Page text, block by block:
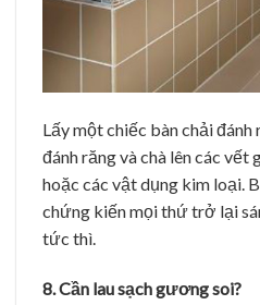
Lấy một chiếc bàn chải
đánh răng và chà lên các
hoặc các vật dụng kim loại.
chứng kiến mọi thứ trở lại
tức thì.
8. Cần lau sạch gương soi?